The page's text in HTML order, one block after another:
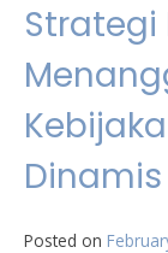
Dinamis
Posted on